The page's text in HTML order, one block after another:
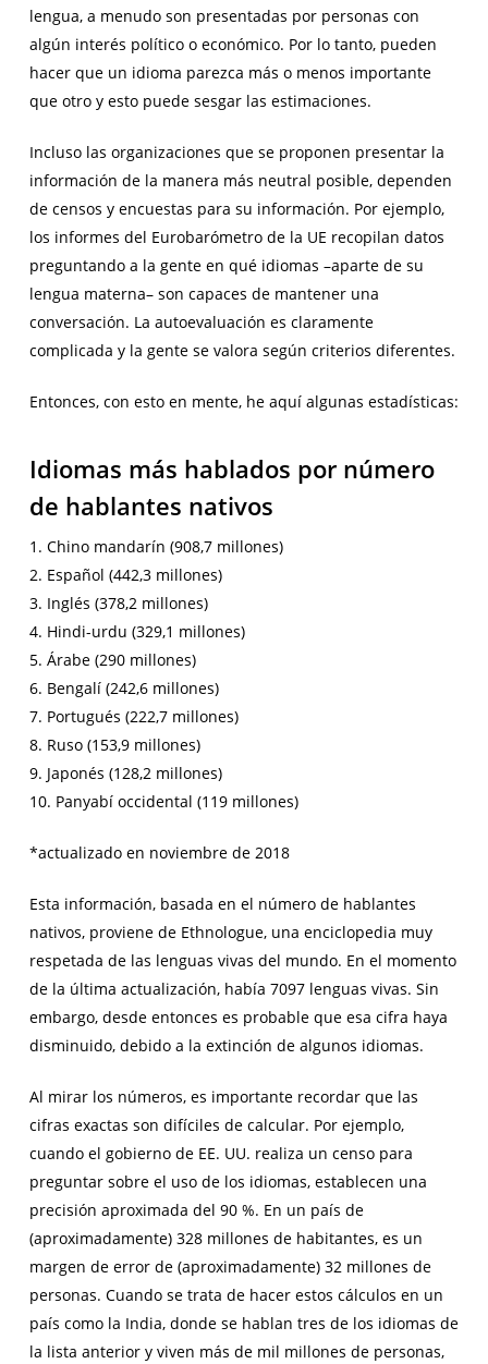
lengua, a menudo son presentadas por personas con
algún interés político o económico. Por lo tanto, pueden
hacer que un idioma parezca más o menos importante
que otro y esto puede sesgar las estimaciones.
Incluso las organizaciones que se proponen presentar la
información de la manera más neutral posible, dependen
de censos y encuestas para su información. Por ejemplo,
los informes del Eurobarómetro de la UE recopilan datos
preguntando a la gente en qué idiomas –aparte de su
lengua materna– son capaces de mantener una
conversación. La autoevaluación es claramente
complicada y la gente se valora según criterios diferentes.
Entonces, con esto en mente, he aquí algunas estadísticas:
Idiomas más hablados por número
de hablantes nativos
1. Chino mandarín (908,7 millones)
2. Español (442,3 millones)
3. Inglés (378,2 millones)
4. Hindi-urdu (329,1 millones)
5. Árabe (290 millones)
6. Bengalí (242,6 millones)
7. Portugués (222,7 millones)
8. Ruso (153,9 millones)
9. Japonés (128,2 millones)
10. Panyabí occidental (119 millones)
*actualizado en noviembre de 2018
Esta información, basada en el número de hablantes
nativos, proviene de Ethnologue, una enciclopedia muy
respetada de las lenguas vivas del mundo. En el momento
de la última actualización, había 7097 lenguas vivas. Sin
embargo, desde entonces es probable que esa cifra haya
disminuido, debido a la extinción de algunos idiomas.
Al mirar los números, es importante recordar que las
cifras exactas son difíciles de calcular. Por ejemplo,
cuando el gobierno de EE. UU. realiza un censo para
preguntar sobre el uso de los idiomas, establecen una
precisión aproximada del 90 %. En un país de
(aproximadamente) 328 millones de habitantes, es un
margen de error de (aproximadamente) 32 millones de
personas. Cuando se trata de hacer estos cálculos en un
país como la India, donde se hablan tres de los idiomas de
la lista anterior y viven más de mil millones de personas,